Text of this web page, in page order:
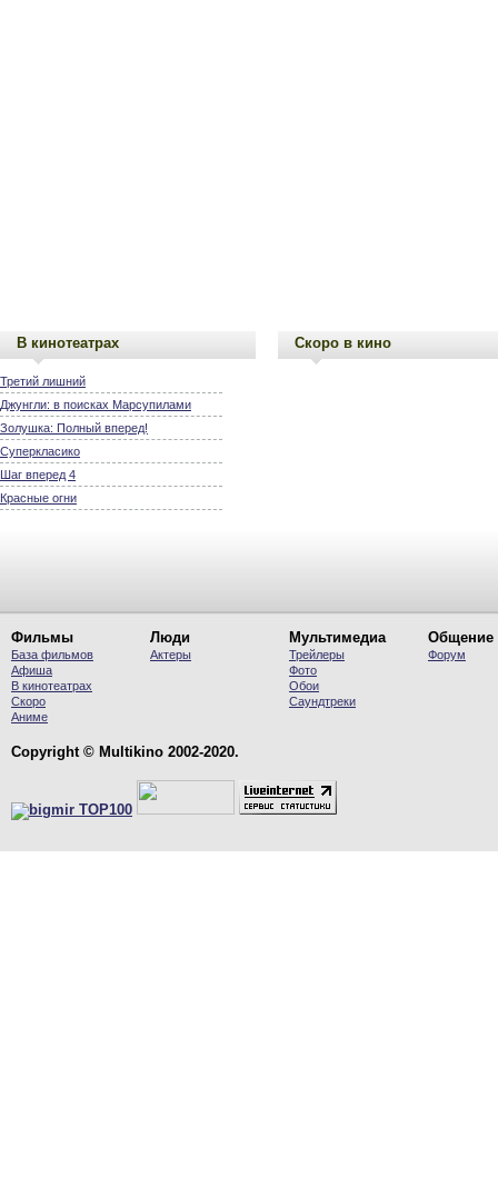
В кинотеатрах
Третий лишний
Джунгли: в поисках Марсупилами
Золушка: Полный вперед!
Суперкласико
Шаг вперед 4
Красные огни
Скоро в кино
Фильмы
База фильмов
Афиша
В кинотеатрах
Скоро
Аниме
Люди
Актеры
Мультимедиа
Трейлеры
Фото
Обои
Саундтреки
Общение
Форум
Copyright © Multikino 2002-2020.